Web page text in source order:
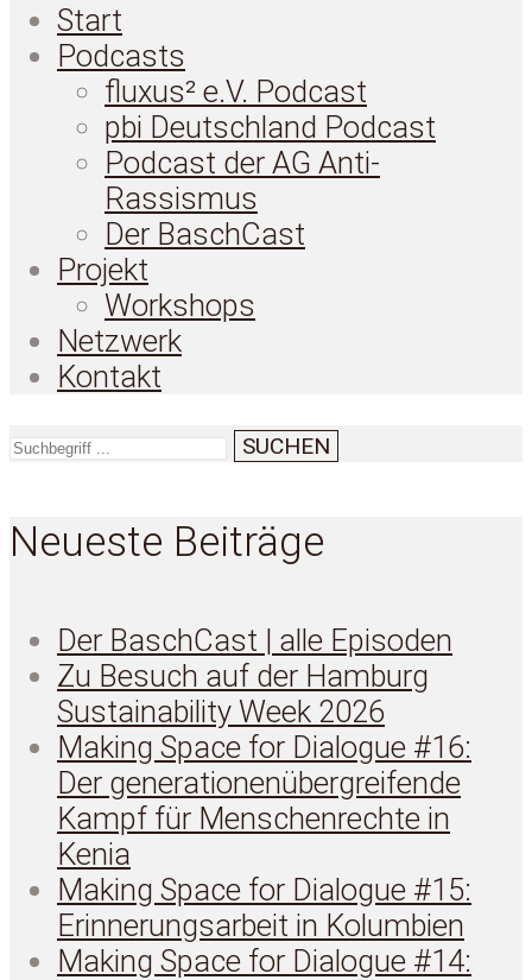
Start
Podcasts
fluxus² e.V. Podcast
pbi Deutschland Podcast
Podcast der AG Anti-
Rassismus
Der BaschCast
Projekt
Workshops
Netzwerk
Kontakt
SUCHEN
Neueste Beiträge
Der BaschCast | alle Episoden
Zu Besuch auf der Hamburg
Sustainability Week 2026
Making Space for Dialogue #16:
Der generationenübergreifende
Kampf für Menschenrechte in
Kenia
Making Space for Dialogue #15:
Erinnerungsarbeit in Kolumbien
Making Space for Dialogue #14: